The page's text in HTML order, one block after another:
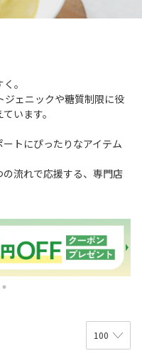
。
ジェニックや糖質制限に役
います。
トにぴったりなアイテム
の流れで応援する、専門店